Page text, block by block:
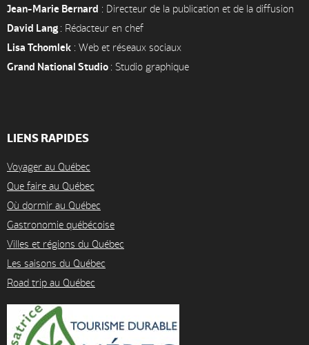
Jean-Marie Bernard : Directeur de la publication et de la diffusion
David Lang: Rédacteur en chef
Lisa Tchomlek : Web et réseaux sociaux
Grand National Studio : Studio graphique
LIENS RAPIDES
Voyager au Québec
Que faire au Québec
Où dormir au Québec
Gastronomie québécoise
Villes et régions du Québec
Les saisons du Québec
Road trip au Québec